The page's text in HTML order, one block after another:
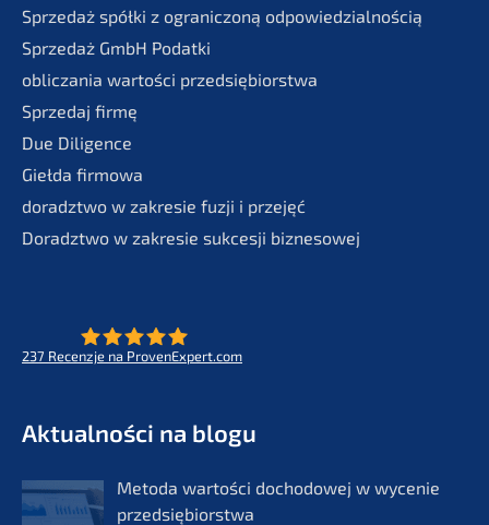
Sprze­daż spółki z ogranic­zoną odpowiedzialnością
Sprze­daż GmbH Podatki
oblic­za­nia wartości przedsiębiorstwa
Sprze­daj firmę
Due Diligence
Giełda firmo­wa
doradzt­wo w zakre­sie fuzji i przejęć
Doradzt­wo w zakre­sie sukces­ji biznesowej
237 Recenz­je na ProvenExpert.com
Aktual­ności na blogu
Metoda wartości docho­do­wej w wycenie
przedsię­bi­orst­wa